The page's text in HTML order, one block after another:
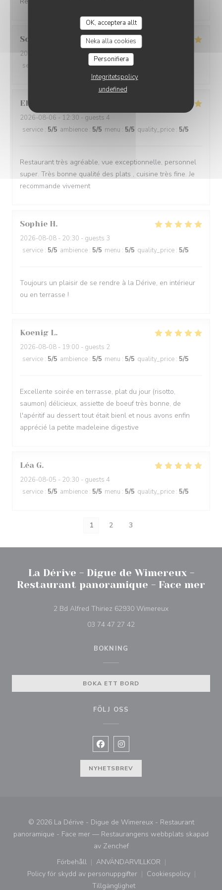
OK, acceptera allt
Neka alla cookies
Personifiera
Integritetspolicy
undefined
Sophie
2026-08-08
- 20:15 - guests 2
service
:5/5 menu:5/5
Elizabeth
2026-08-06 - 12:30 - guests 4
service : 5/5 ambience : 5/5 menu : 5/5 quality_price : 5/5
Restaurant très agréable, vue exceptionnelle, personnel
super. Très bonne qualité des plats , cuisine très fine. Je
recommande vivement
Sophie H
2026-08-08 - 20:30 - guests 3
service : 5/5 ambience : 5/5 menu : 5/5 quality_price : 5/5
Toujours un plaisir de se rendre à la Dérive, en intérieur
ou en terrasse !
Koenig L
2026-08-08 - 19:00 - guests 2
service : 5/5 ambience : 5/5 menu : 5/5 quality_price : 5/5
Excellente soirée en terrasse, plat du jour (risotto,
saumon) délicieux, assiette de boeuf très bonne, de
l'apéritif au dessert tout était bienl et nous avons enfin
apprécié la petite madeleine digestive
Léa G
2026-08-05 - 20:30 - guests 4
service : 5/5 ambience : 5/5 menu : 5/5 quality_price : 5/5
1 2 3
La Dérive - Digue de Wimereux -
Restaurant panoramique - Face mer
2 Bd Alfred Thiriez 62930 Wimereux((öppnas i ett
03 74 47 27 42
BOKNING
BOKA ETT BORD
FÖLJ OSS
Facebook ((öppnas i ett nytt
Instagram ((öppnas i ett nytt
NYHETSBREV
© 2026 La Dérive - Digue de Wimereux - Restaurant
panoramique - Face mer — Restaurangens webbplats skapad
av Zenchef((öppnas i ett nytt fönster))
Förbehåll
((öppnas i ett nytt fönster))
ANVÄNDARVILLKOR
((öppnas i ett nytt fönster))
Policy för skydd av personuppgifter
((öppnas i ett nytt fönster))
Cookiespolicy
((öppnas i ett
Tillgänglighet